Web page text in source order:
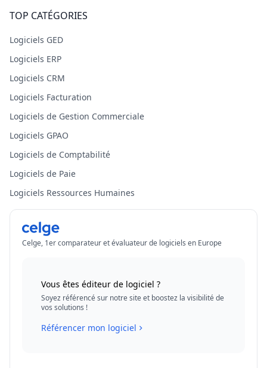
TOP CATÉGORIES
Logiciels GED
Logiciels ERP
Logiciels CRM
Logiciels Facturation
Logiciels de Gestion Commerciale
Logiciels GPAO
Logiciels de Comptabilité
Logiciels de Paie
Logiciels Ressources Humaines
Celge, 1er comparateur et évaluateur de logiciels en Europe
Vous êtes éditeur de logiciel ?
Soyez référencé sur notre site et boostez la visibilité de
vos solutions !
Référencer mon logiciel